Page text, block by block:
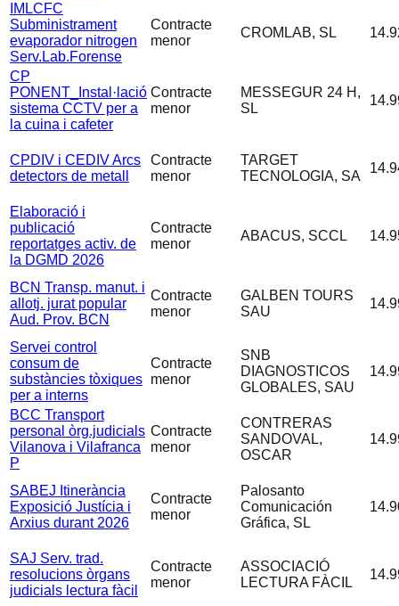
IMLCFC
Subministrament
evaporador nitrogen
Serv.Lab.Forense
Contracte
menor
CROMLAB, SL
CP
PONENT_Instal·lació
sistema CCTV per a
la cuina i cafeter
Contracte
menor
MESSEGUR 24 H,
SL
CPDIV i CEDIV Arcs
detectors de metall
Contracte
menor
TARGET
TECNOLOGIA, SA
Elaboració i
publicació
reportatges activ. de
la DGMD 2026
Contracte
menor
ABACUS, SCCL
BCN Transp. manut. i
allotj. jurat popular
Aud. Prov. BCN
Contracte
menor
GALBEN TOURS
SAU
Servei control
consum de
substàncies tòxiques
per a interns
Contracte
menor
SNB
DIAGNOSTICOS
GLOBALES, SAU
BCC Transport
personal òrg.judicials
Vilanova i Vilafranca
P
Contracte
menor
CONTRERAS
SANDOVAL,
OSCAR
SABEJ Itinerància
Exposició Justícia i
Arxius durant 2026
Contracte
menor
Palosanto
Comunicación
Gráfica, SL
SAJ Serv. trad.
resolucions òrgans
judicials lectura fàcil
Contracte
menor
ASSOCIACIÓ
LECTURA FÀCIL